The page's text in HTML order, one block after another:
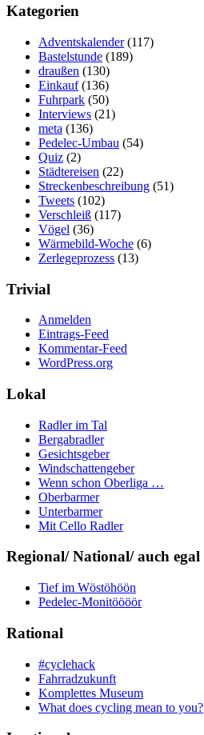
Kategorien
Adventskalender(117)
Bastelstunde (189)
draußen (130)
Einkauf(136)
Fuhrpark (50)
Interviews (21)
meta (136)
Pedelec-Umbau (54)
Quiz (2)
Städtereisen (22)
Streckenbeschreibung (51)
Tweets (102)
Verschleiß (117)
Vögel (36)
Wärmebild-Woche (6)
Zerlegeprozess (13)
Trivial
Anmelden
Eintrags-Feed
Kommentar-Feed
WordPress.org
Lokal
Radler im Tal
Bergabradler
Gesichtsgeber
Windschattengeber
Wenn schon Oberliga …
Oberbarmer
Unterbarmer
Mit Cello Radler
Regional/ National/ auch egal
Tief im Wöstöhöön
Pedelec-Monitöööör
Rational
#cyclehack
Fahrradzukunft
Komplettes Museum
What does cycling mean to you?